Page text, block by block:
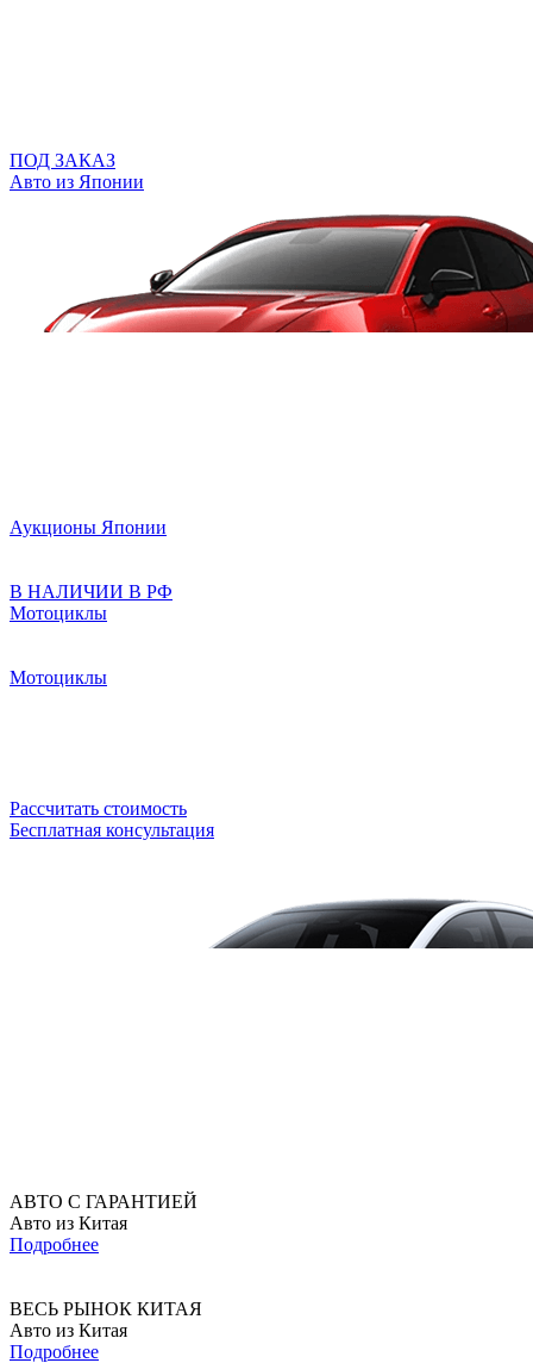
ПОД ЗАКАЗ
Авто из Японии
Аукционы Японии
В НАЛИЧИИ В РФ
Мотоциклы
Мотоциклы
Рассчитать стоимость
Бесплатная консультация
АВТО С ГАРАНТИЕЙ
Авто из Китая
Подробнее
ВЕСЬ РЫНОК КИТАЯ
Авто из Китая
Подробнее